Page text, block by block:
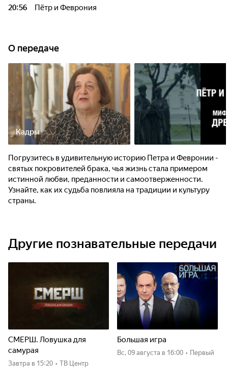
20:56 Пётр и Феврония
О передаче
Кадры
Погрузитесь в удивительную историю Петра и Февронии -
святых покровителей брака, чья жизнь стала примером
истинной любви, преданности и самоотверженности.
Узнайте, как их судьба повлияла на традиции и культуру
страны.
Другие познавательные передачи
СМЕРШ. Ловушка для
самурая
Завтра в 15:20 • ТВ Центр
Большая игра
вс, 09 августа в 16:00 • Первый